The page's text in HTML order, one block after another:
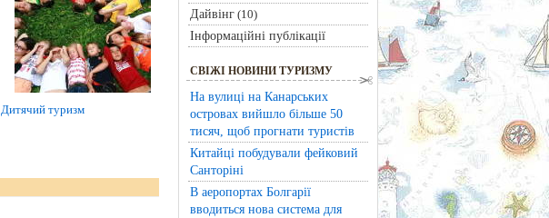
Дитячий туризм
Дайвінг(10)
Інформаційні публікації
СВІЖІ НОВИНИ ТУРИЗМУ
На вулиці на Канарських
островах вийшло більше 50
тисяч, щоб прогнати туристів
Китайці побудували фейковий
Санторіні
В аеропортах Болгарії
вводиться нова система для